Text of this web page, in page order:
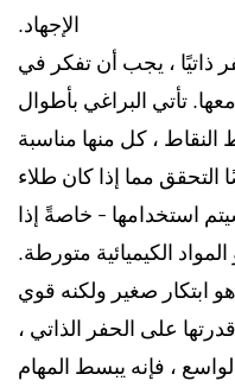
الإجهاد.
ذاتيًا ، يجب أن تفكر في
تأتي البراغي بأطوال
النقاط ، كل منها مناسبة
مما إذا كان طلاء
استخدامها - خاصةً إذا
الكيميائية متورطة.
هو ابتكار صغير ولكنه قوي
على الحفر الذاتي ،
، فإنه يبسط المهام